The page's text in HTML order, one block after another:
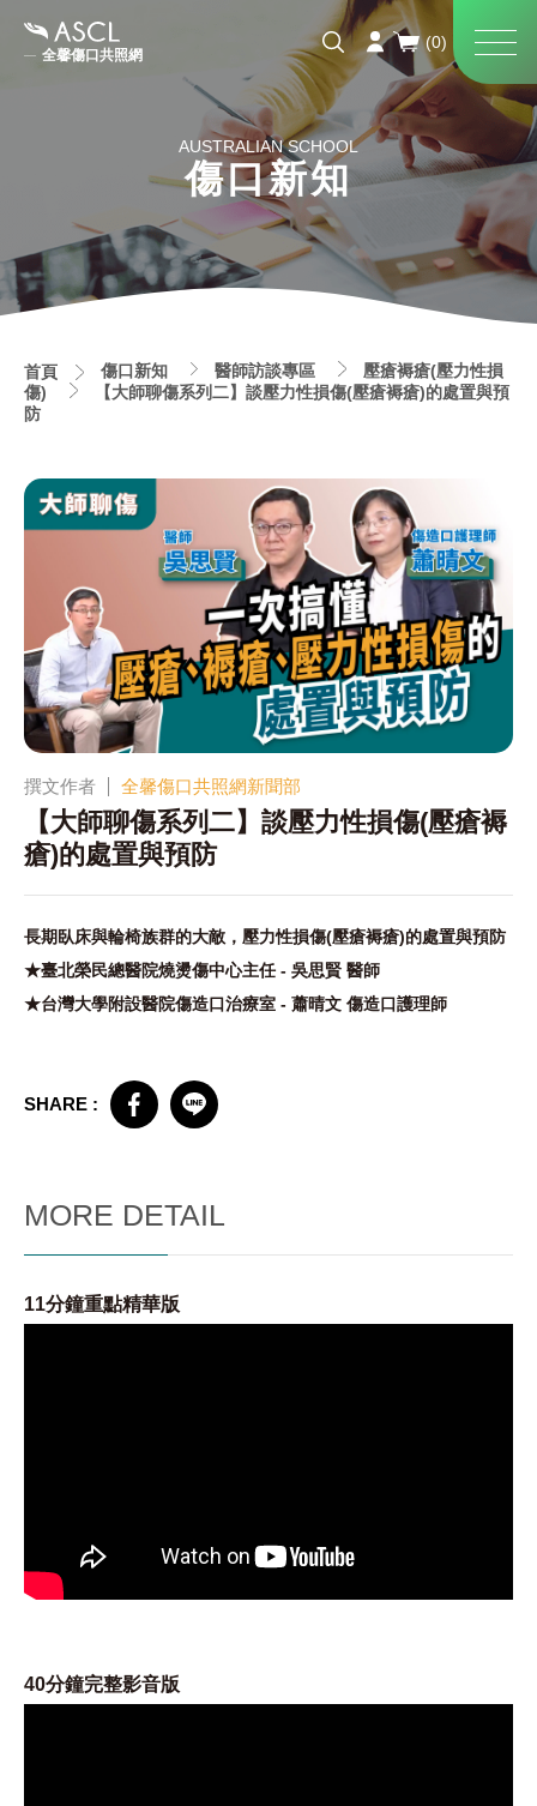
全馨傷口共照網
AUSTRALIAN SCHOOL
傷口新知
首頁 傷口新知 醫師訪談專區
壓瘡褥瘡(壓力性損
傷)
【大師聊傷系列二】談壓力性損傷(壓瘡褥瘡)的處置與預
防
撰文作者 全馨傷口共照網新聞部
【大師聊傷系列二】談壓力性損傷(壓瘡褥
瘡)的處置與預防
長期臥床與輪椅族群的大敵，壓力性損傷(壓瘡褥瘡)的處置與預防
★臺北榮民總醫院燒燙傷中心主任 - 吳思賢 醫師
★台灣大學附設醫院傷造口治療室 - 蕭晴文 傷造口護理師
SHARE :
MORE DETAIL
11分鐘重點精華版
40分鐘完整影音版